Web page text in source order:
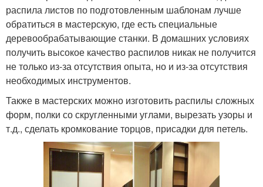
распила листов по подготовленным шаблонам лучше
обратиться в мастерскую, где есть специальные
деревообрабатывающие станки. В домашних условиях
получить высокое качество распилов никак не получится
не только из-за отсутствия опыта, но и из-за отсутствия
необходимых инструментов.
Также в мастерских можно изготовить распилы сложных
форм, полки со скругленными углами, вырезать узоры и
т.д., сделать кромкование торцов, присадки для петель.